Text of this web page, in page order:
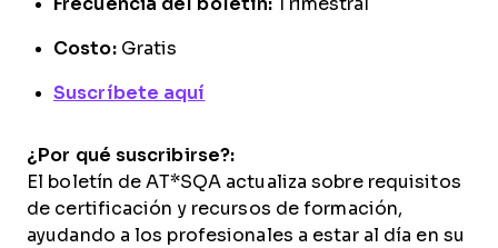
Costo: Gratis
Suscríbete aquí
¿Por qué suscribirse?:
El boletín de AT*SQA actualiza sobre requisitos
de certificación y recursos de formación,
ayudando a los profesionales a estar al día en su